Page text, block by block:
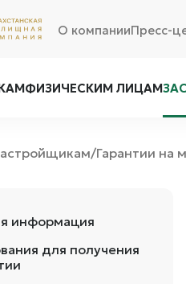
О компанииПресс-
ФИЗИЧЕСКИМ ЛИЦАМ
/Гарантии на
информация
для получения